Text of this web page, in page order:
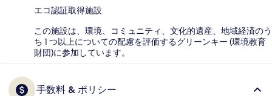
エコ認証取得施設
この施設は、環境、コミュニティ、文化的遺産、地域経済のう
ち 1 つ以上についての配慮を評価するグリーンキー (環境教育
財団)に参加しています。
手数料 & ポリシー